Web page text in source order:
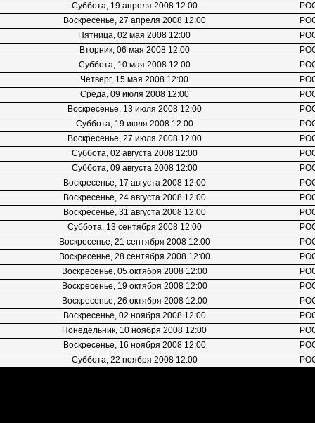
Суббота, 19 апреля 2008 12:00
Воскресенье, 27 апреля 2008 12:00
Пятница, 02 мая 2008 12:00
Вторник, 06 мая 2008 12:00
Суббота, 10 мая 2008 12:00
Четверг, 15 мая 2008 12:00
Среда, 09 июля 2008 12:00
Воскресенье, 13 июля 2008 12:00
Суббота, 19 июля 2008 12:00
Воскресенье, 27 июля 2008 12:00
Суббота, 02 августа 2008 12:00
Суббота, 09 августа 2008 12:00
Воскресенье, 17 августа 2008 12:00
Воскресенье, 24 августа 2008 12:00
Воскресенье, 31 августа 2008 12:00
Суббота, 13 сентября 2008 12:00
Воскресенье, 21 сентября 2008 12:00
Воскресенье, 28 сентября 2008 12:00
Воскресенье, 05 октября 2008 12:00
Воскресенье, 19 октября 2008 12:00
Воскресенье, 26 октября 2008 12:00
Воскресенье, 02 ноября 2008 12:00
Понедельник, 10 ноября 2008 12:00
Воскресенье, 16 ноября 2008 12:00
Суббота, 22 ноября 2008 12:00